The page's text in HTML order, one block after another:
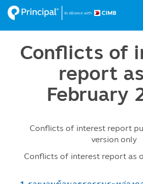
Skip
to
Conflicts of
report
February
Conflicts of interest report
version only
Conflicts of interest report as